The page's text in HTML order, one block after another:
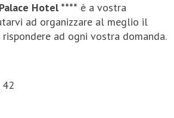
Hotel **** è a vostra
ad organizzare al meglio il
ad ogni vostra domanda.
42